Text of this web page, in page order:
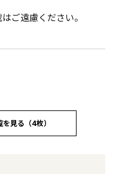
ご遠慮ください。
見る（4枚）